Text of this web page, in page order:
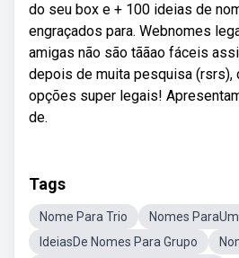
do seu box e + 100 ideias de
engraçados para. Webnomes
amigas não são tããao fáceis
depois de muita pesquisa (rsrs),
opções super legais!
de.
Tags
Nome Para Trio
Nomes
IdeiasDe Nomes Para Grupo